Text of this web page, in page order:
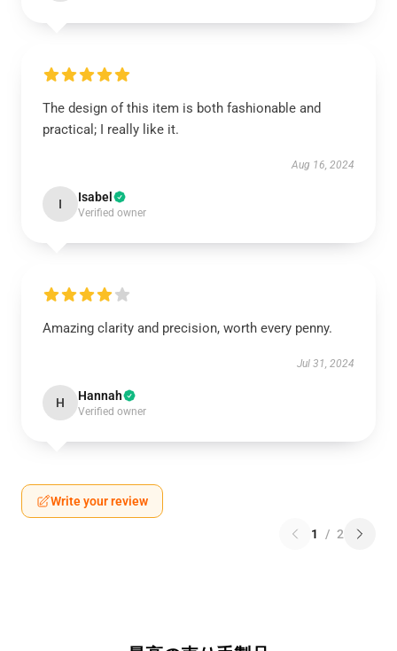
The design of this item is both fashionable and
practical; I really like it.
Aug 16, 2024
I Isabel
Verified owner
Amazing clarity and precision, worth every penny.
Jul 31, 2024
H Hannah
Verified owner
Write your review
1 / 2